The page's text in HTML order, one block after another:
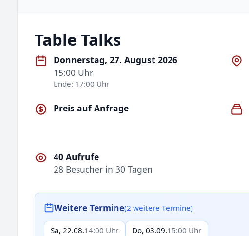
Table Talks
Donnerstag, 27. August 2026
15:00 Uhr
Ende: 17:00 Uhr
Preis auf Anfrage
40 Aufrufe
28 Besucher in 30 Tagen
Weitere Termine(2 weitere Termine)
Sa, 22.08.14:00 Uhr Do, 03.09.15:00 Uhr